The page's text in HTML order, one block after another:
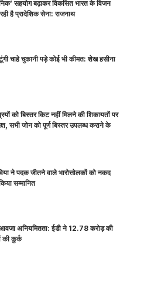
सहयोग बढ़ाकर विकसित भारत के विजन
है प्रादेशिक सेना: राजनाथ
चाहे चुकानी पड़े कोई भी कीमत: शेख हसीना
को बिस्तर किट नहीं मिलने की शिकायतों पर
सभी जोन को पूर्ण बिस्तर उपलब्ध कराने के
ने पदक जीतने वाले भारोत्तोलकों को नकद
सम्मानित
अनियमितता: ईडी ने 12.78 करोड़ की
की कुर्क